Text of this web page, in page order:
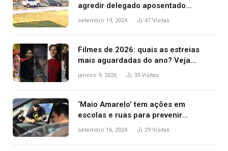
agredir delegado aposentado
durante confusão no trânsito
setembro 19, 2024 47 Visitas
Filmes de 2026: quais as estreias
mais aguardadas do ano? Veja
principais lançamentos do cinema
janeiro 9, 2026 33 Visitas
‘Maio Amarelo’ tem ações em
escolas e ruas para prevenir
acidentes no trânsito no AP
setembro 16, 2024 29 Visitas